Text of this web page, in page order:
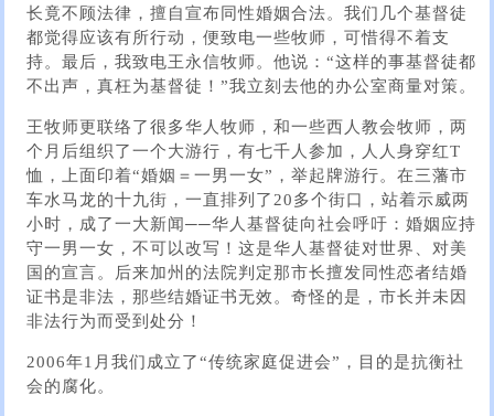
长竟不顾法律，擅自宣布同性婚姻合法。我们几个基督徒
都觉得应该有所行动，便致电一些牧师，可惜得不着支
持。最后，我致电王永信牧师。他说：“这样的事基督徒都
不出声，真枉为基督徒！”我立刻去他的办公室商量对策。
王牧师更联络了很多华人牧师，和一些西人教会牧师，两
个月后组织了一个大游行，有七千人参加，人人身穿红T
恤，上面印着“婚姻＝一男一女”，举起牌游行。在三藩市
车水马龙的十九街，一直排列了20多个街口，站着示威两
小时，成了一大新闻──华人基督徒向社会呼吁：婚姻应持
守一男一女，不可以改写！这是华人基督徒对世界、对美
国的宣言。后来加州的法院判定那市长擅发同性恋者结婚
证书是非法，那些结婚证书无效。奇怪的是，市长并未因
非法行为而受到处分！
2006年1月我们成立了“传统家庭促进会”​​，目的是抗衡社
会的腐化。